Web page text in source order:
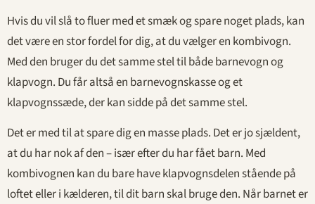
Hvis du vil slå to fluer med et smæk og spare noget plads, kan
det være en stor fordel for dig, at du vælger en kombivogn.
Med den bruger du det samme stel til både barnevogn og
klapvogn. Du får altså en barnevognskasse og et
klapvognssæde, der kan sidde på det samme stel.
Det er med til at spare dig en masse plads. Det er jo sjældent,
at du har nok af den – især efter du har fået barn. Med
kombivognen kan du bare have klapvognsdelen stående på
loftet eller i kælderen, til dit barn skal bruge den. Når barnet er